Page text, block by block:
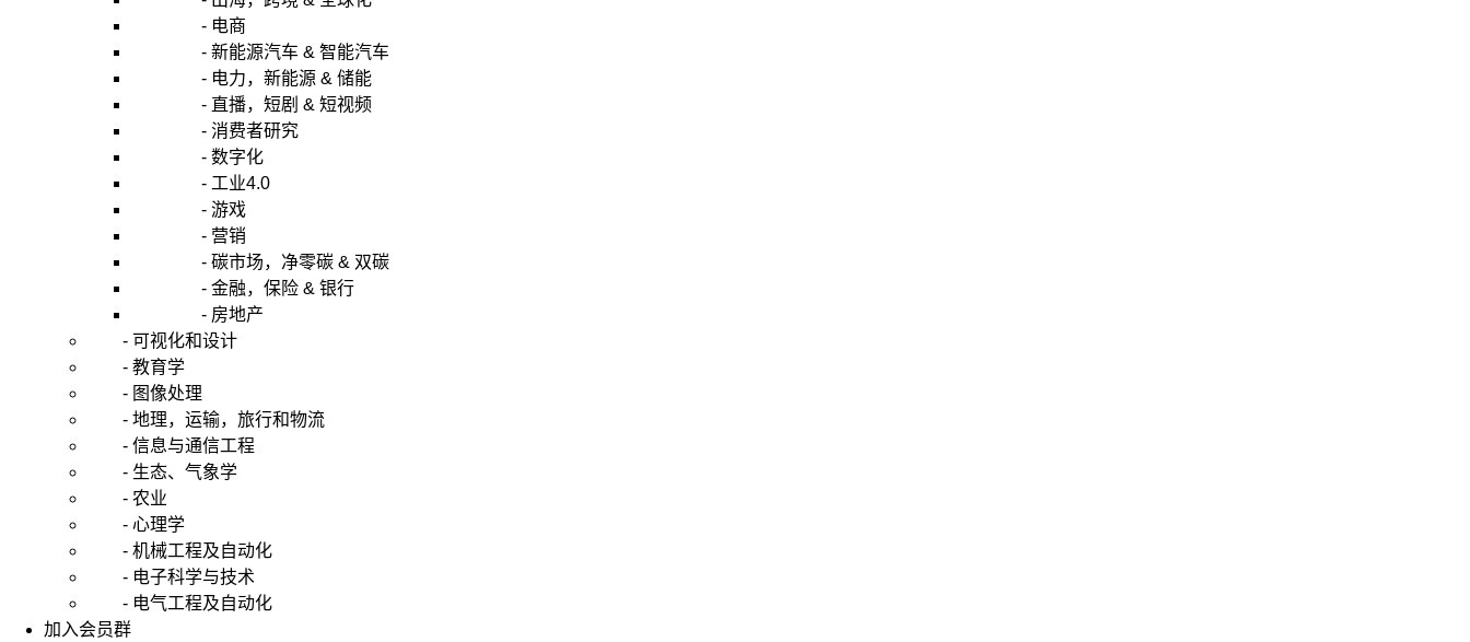
- 电商
- 新能源汽车 & 智能汽车
- 电力，新能源 & 储能
- 直播，短剧 & 短视频
- 消费者研究
- 数字化
- 工业4.0
- 游戏
- 营销
- 碳市场，净零碳 & 双碳
- 金融，保险 & 银行
- 房地产
- 可视化和设计
- 教育学
- 图像处理
- 地理，运输，旅行和物流
- 信息与通信工程
- 生态、气象学
- 农业
- 心理学
- 机械工程及自动化
- 电子科学与技术
- 电气工程及自动化
加入会员群